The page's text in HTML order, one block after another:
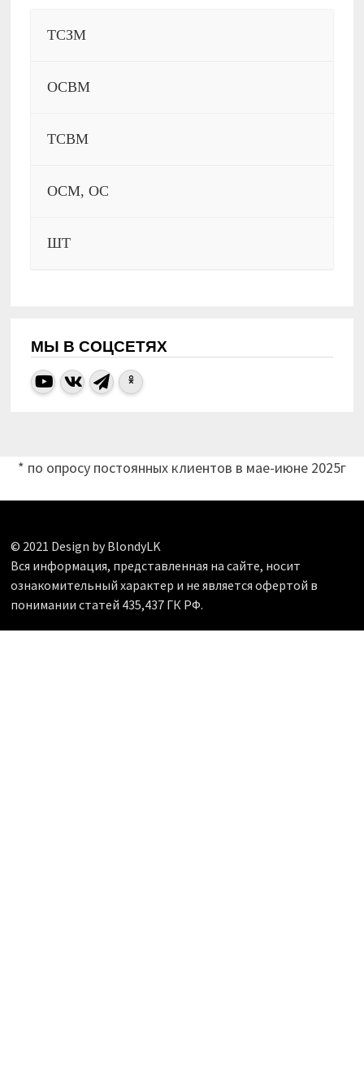
ТСЗМ
ОСВМ
ТСВМ
ОСМ, ОС
ШТ
МЫ В СОЦСЕТЯХ
* по опросу постоянных клиентов в мае-июне 2025г
© 2021 Design by BlondyLK
Вся информация, представленная на сайте, носит
ознакомительный характер и не является офертой в
понимании статей 435,437 ГК РФ.